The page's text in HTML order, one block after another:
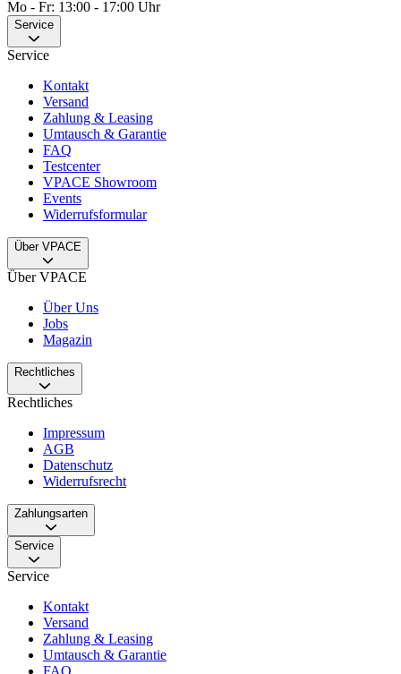
Mo - Fr: 13:00 - 17:00 Uhr
Service
Service
Kontakt
Versand
Zahlung & Leasing
Umtausch & Garantie
FAQ
Testcenter
VPACE Showroom
Events
Widerrufsformular
Über VPACE
Über VPACE
Über Uns
Jobs
Magazin
Rechtliches
Rechtliches
Impressum
AGB
Datenschutz
Widerrufsrecht
Zahlungsarten
Service
Service
Kontakt
Versand
Zahlung & Leasing
Umtausch & Garantie